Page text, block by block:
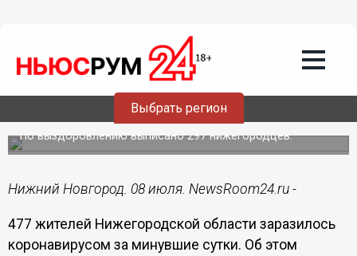
Выбрать регион
08.07.202111:41
477 случаев коронавируса выявлены в
Нижегородской области за сутки
По выздоровлению выписано 297 нижегородцев.
Нижний Новгород. 08 июля. NewsRoom24.ru -
477 жителей Нижегородской области заразилось
коронавирусом за минувшие сутки. Об этом